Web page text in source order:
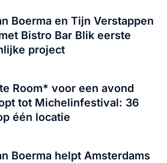
Boerma en Tijn Verstappen
Bistro Bar Blik eerste
project
Room* voor een avond
tot Michelinfestival: 36
één locatie
Boerma helpt Amsterdams